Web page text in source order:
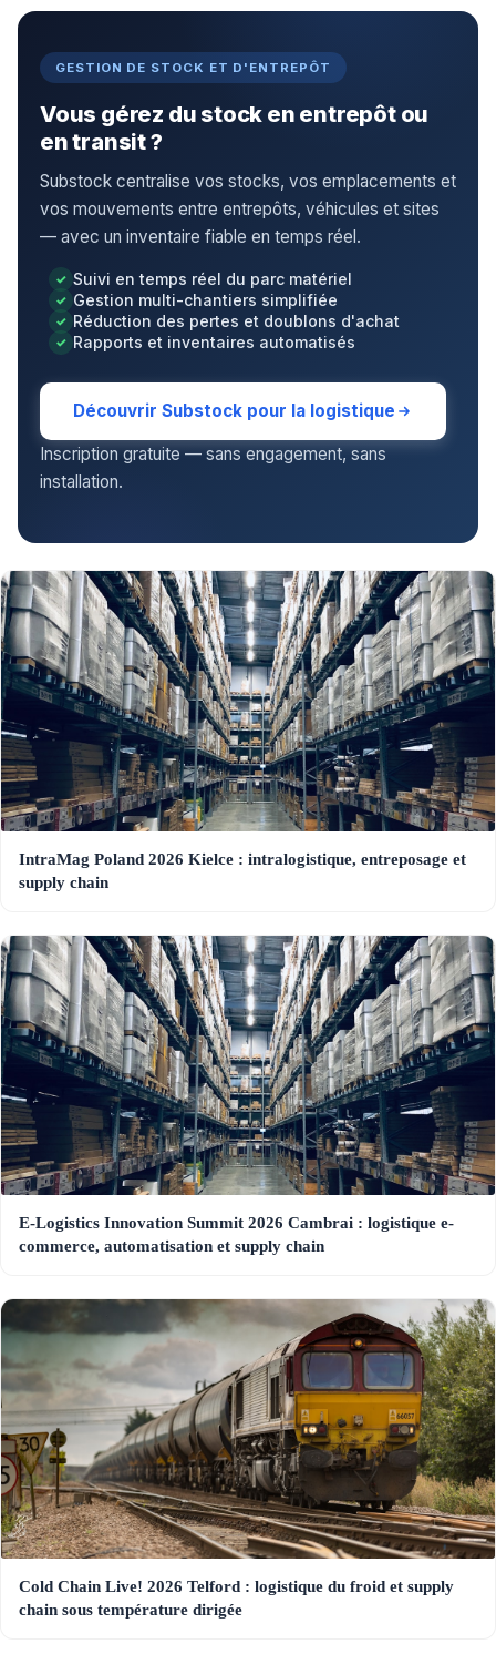
GESTION DE STOCK ET D'ENTREPÔT
Vous gérez du stock en entrepôt ou
en transit ?
Substock centralise vos stocks, vos emplacements et
vos mouvements entre entrepôts, véhicules et sites
— avec un inventaire fiable en temps réel.
Suivi en temps réel du parc matériel
Gestion multi-chantiers simplifiée
Réduction des pertes et doublons d'achat
Rapports et inventaires automatisés
Découvrir Substock pour la logistique
Inscription gratuite — sans engagement, sans
installation.
IntraMag Poland 2026 Kielce : intralogistique, entreposage et
supply chain
E-Logistics Innovation Summit 2026 Cambrai : logistique e-
commerce, automatisation et supply chain
Cold Chain Live! 2026 Telford : logistique du froid et supply
chain sous température dirigée